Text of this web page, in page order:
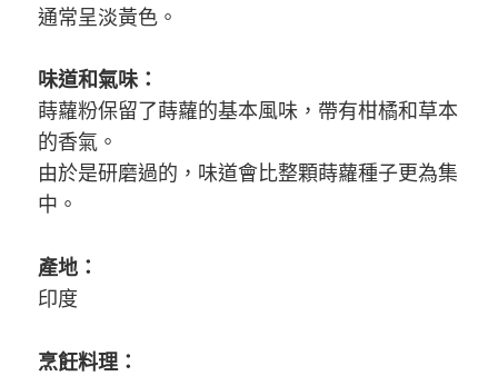
通常呈淡黃色。
味道和氣味：
蒔蘿粉保留了蒔蘿的基本風味，帶有柑橘和草本
的香氣。
由於是研磨過的，味道會比整顆蒔蘿種子更為集
中。
產地：
印度
烹飪料理：